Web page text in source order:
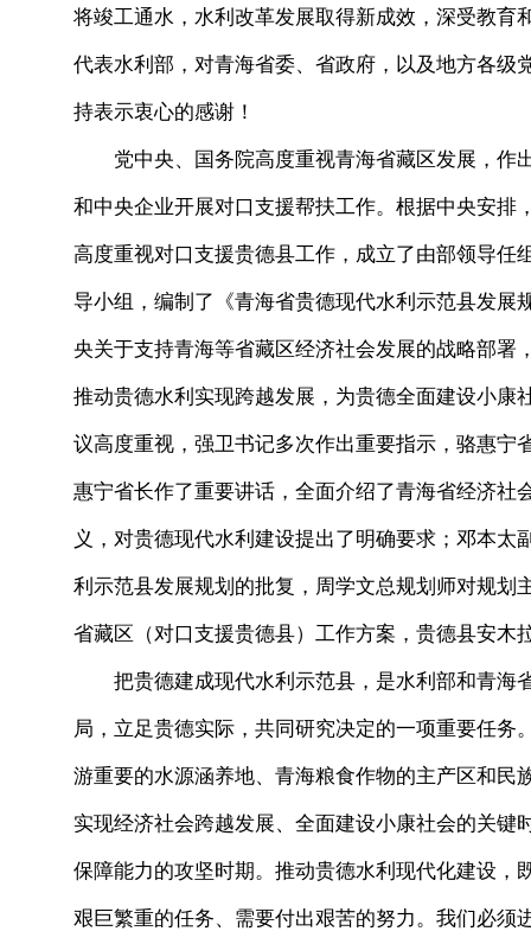
将竣工通水，水利改革发展取得新成效，深受教
代表水利部，对青海省委、省政府，以及地方各
持表示衷心的感谢！
党中央、国务院高度重视青海省藏区发展，作
和中央企业开展对口支援帮扶工作。根据中央安
高度重视对口支援贵德县工作，成立了由部领导任
导小组，编制了《青海省贵德现代水利示范县发
央关于支持青海等省藏区经济社会发展的战略部
推动贵德水利实现跨越发展，为贵德全面建设小
议高度重视，强卫书记多次作出重要指示，骆惠
惠宁省长作了重要讲话，全面介绍了青海省经济
义，对贵德现代水利建设提出了明确要求；邓本
利示范县发展规划的批复，周学文总规划师对规
省藏区（对口支援贵德县）工作方案，贵德县安木
把贵德建成现代水利示范县，是水利部和青海
局，立足贵德实际，共同研究决定的一项重要任
游重要的水源涵养地、青海粮食作物的主产区和
实现经济社会跨越发展、全面建设小康社会的关
保障能力的攻坚时期。推动贵德水利现代化建设
艰巨繁重的任务、需要付出艰苦的努力。我们必